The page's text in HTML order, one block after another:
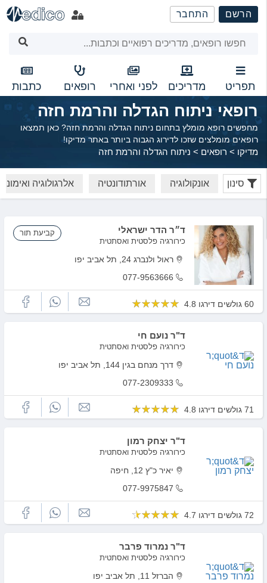
שִׂים
לֵב:
מַעֲרֶכֶת
נָגִישׁ
בִּקְלִיק
הַמְּסַיַּעַת
לִנְגִישׁוּת
הָאֲתָר.
הרשם התחבר
תפריט מדריכים לפני ואחרי רופאים כתבות
רופאי ניתוח הגדלה והרמת חזה
מחפשים רופא מומלץ בתחום ניתוח הגדלה והרמת חזה? כאן תמצאו
רופאים מומלצים שזכו לדירוג הגבוה ביותר באתר מדיקו!
מדיקו > רופאים > ניתוח הגדלה והרמת חזה
סינון אונקולוגיה אורתודונטיה אלרגולוגיה
ד״ר הדר ישראלי
כירורגיה פלסטית ואסתטית
ראול ולנברג 24, תל אביב יפו
077-9563666
קביעת תור
60 גולשים דירגו 4.8
ד"ר נועם חי
כירורגיה פלסטית ואסתטית
דרך מנחם בגין 144, תל אביב יפו
077-2309333
71 גולשים דירגו 4.8
ד"ר יצחק רמון
כירורגיה פלסטית ואסתטית
יאיר כ"ץ 12, חיפה
077-9975847
72 גולשים דירגו 4.7
ד"ר נמרוד פרבר
כירורגיה פלסטית ואסתטית
הברזל 11, תל אביב יפו